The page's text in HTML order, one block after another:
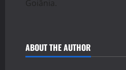
Goiânia.
ABOUT THE AUTHOR